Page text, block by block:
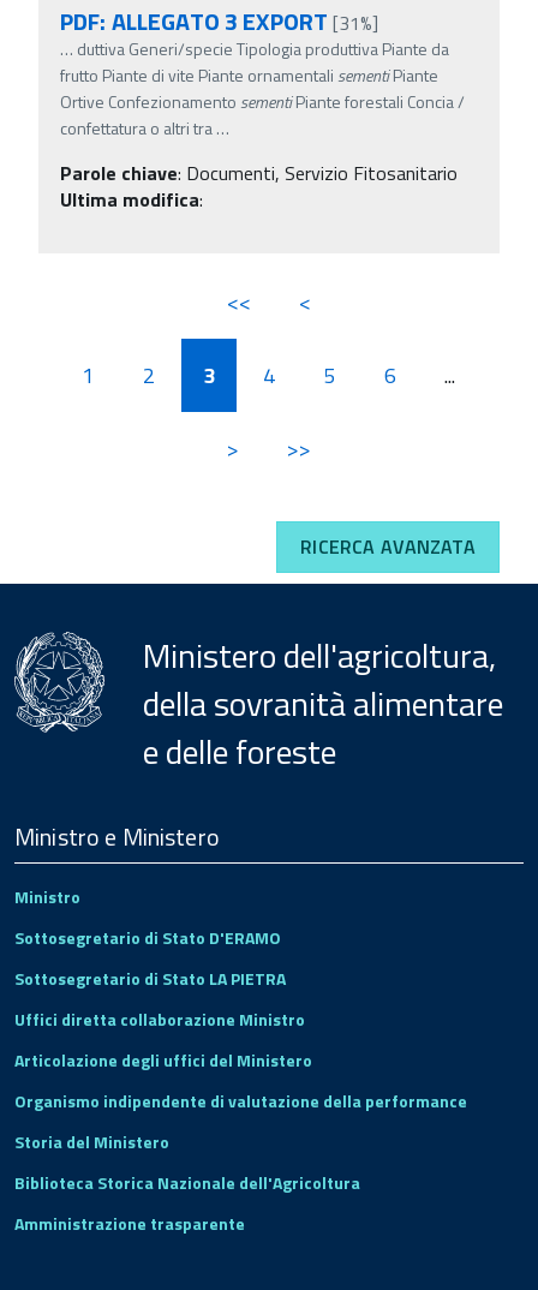
PDF: ALLEGATO 3 EXPORT [31%]
… duttiva Generi/specie Tipologia produttiva Piante da
frutto Piante di vite Piante ornamentali sementiPiante
Ortive Confezionamento sementiPiante forestali Concia /
confettatura o altri tra…
Parole chiave: Documenti, Servizio Fitosanitario
Ultima modifica:
<< <
1 2 3 4 5 6 ...
> >>
RICERCA AVANZATA
Ministero dell'agricoltura,
della sovranità alimentare
e delle foreste
Footer
Ministro e Ministero
Ministro
Sottosegretario di Stato D'ERAMO
Sottosegretario di Stato LA PIETRA
Uffici diretta collaborazione Ministro
Articolazione degli uffici del Ministero
Organismo indipendente di valutazione della performance
Storia del Ministero
Biblioteca Storica Nazionale dell'Agricoltura
Amministrazione trasparente